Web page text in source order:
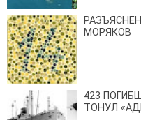
МОРЯКОВ
423
ТОНУЛ